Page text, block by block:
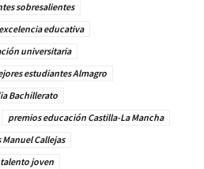
sobresalientes
excelencia educativa
universitaria
estudiantes Almagro
Bachillerato
premios educación Castilla-La Mancha
Callejas
talento joven